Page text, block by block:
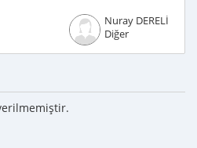
Nuray DERELİ
Diğer